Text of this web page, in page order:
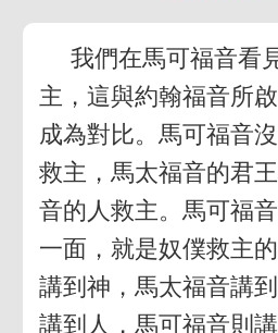
我們在馬可福音看
主，這與約翰福音所
成為對比。馬可福音
救主，馬太福音的君
音的人救主。馬可福
一面，就是奴僕救主
講到神，馬太福音講
講到人，馬可福音則